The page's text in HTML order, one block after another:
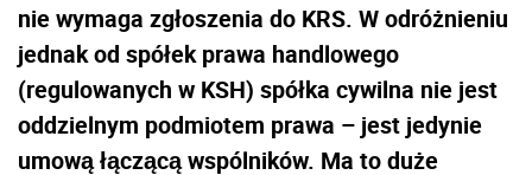
nie wymaga zgłoszenia do KRS. W odróżnieniu
jednak od spółek prawa handlowego
(regulowanych w KSH) spółka cywilna nie jest
oddzielnym podmiotem prawa – jest jedynie
umową łączącą wspólników. Ma to duże